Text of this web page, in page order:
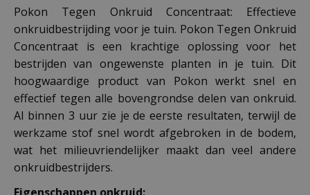
Pokon Tegen Onkruid Concentraat: Effectieve
onkruidbestrijding voor je tuin. Pokon Tegen Onkruid
Concentraat is een krachtige oplossing voor het
bestrijden van ongewenste planten in je tuin. Dit
hoogwaardige product van Pokon werkt snel en
effectief tegen alle bovengrondse delen van onkruid.
Al binnen 3 uur zie je de eerste resultaten, terwijl de
werkzame stof snel wordt afgebroken in de bodem,
wat het milieuvriendelijker maakt dan veel andere
onkruidbestrijders.
Eigenschappen onkruid: